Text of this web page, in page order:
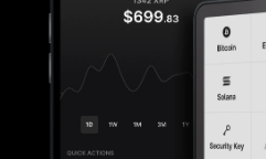
Наборы
Аксессуары
Хранение сид-фразы
Лимитированные